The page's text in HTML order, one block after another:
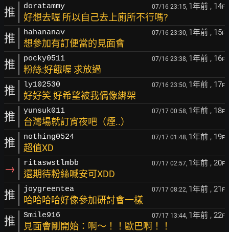
推 doratammy 07/16 23:15, 1年前 , 14F
好想去喔 所以自己去上廁所不行嗎?
推 hahananav 07/16 23:30, 1年前 , 15F
想參加有訂便當的見面會
推 pocky0511 07/16 23:38, 1年前 , 16F
粉絲:好餓喔 求放過
推 ly102530 07/16 23:50, 1年前 , 17F
好好笑 好希望被我偶像綁架
推 yunsuk011 07/17 00:58, 1年前 , 18F
台灣場就訂宵夜吧（煙..）
推 nothing0524 07/17 01:48, 1年前 , 19F
超值XD
→ ritaswstlmbb 07/17 02:57, 1年前 , 20F
還期待粉絲喊安可XDD
推 joygreentea 07/17 08:22, 1年前 , 21 F
哈哈哈哈好像參加研討會一樣
推 Smile916 07/17 13:44, 1年前 , 22F
見面會剛開始：啊～！！歐巴啊！！